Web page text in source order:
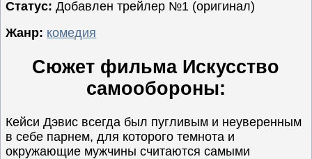
Статус: Добавлен трейлер №1 (оригинал)
Жанр: комедия
Сюжет фильма Искусство
самообороны:
Кейси Дэвис всегда был пугливым и неуверенным
в себе парнем, для которого темнота и
окружающие мужчины считаются самыми